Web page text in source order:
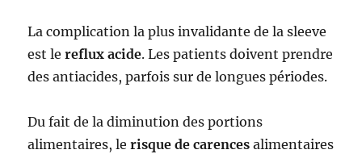
La complication la plus invalidante de la sleeve
est lereflux acide. Les patients doivent prendre
des antiacides, parfois sur de longues périodes.
Du fait de la diminution des portions
alimentaires, le risque de carences alimentaires